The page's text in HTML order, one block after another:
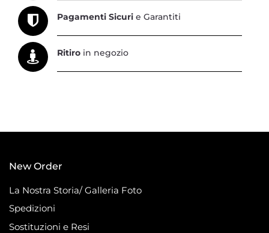
Pagamenti Sicuri e Garantiti
Ritiro in negozio
New Order
La Nostra Storia/ Galleria Foto
Spedizioni
Sostituzioni e Resi